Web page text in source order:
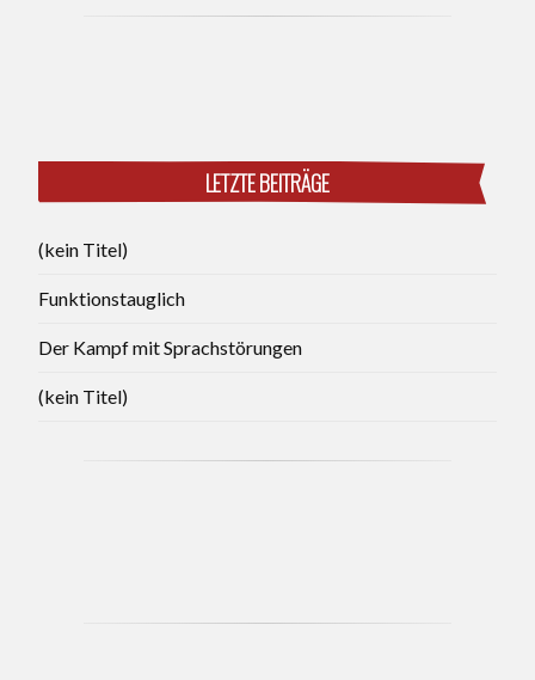
LETZTE BEITRÄGE
(kein Titel)
Funktionstauglich
Der Kampf mit Sprachstörungen
(kein Titel)